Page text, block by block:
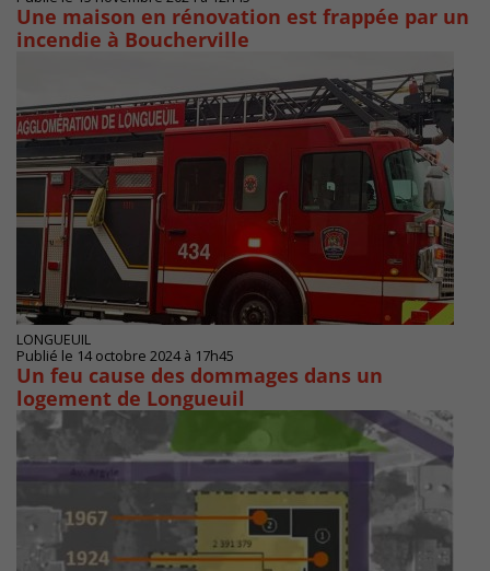
Une maison en rénovation est frappée par un
incendie à Boucherville
LONGUEUIL
Publié le 14 octobre 2024 à 17h45
Un feu cause des dommages dans un
logement de Longueuil